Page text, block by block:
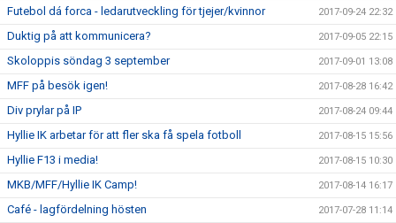
Futebol dá forca - ledarutveckling för tjejer/kvinnor 2017-09-24 22:32
Duktig på att kommunicera? 2017-09-05 22:15
Skoloppis söndag 3 september 2017-09-01 13:08
MFF på besök igen! 2017-08-28 16:42
Div prylar på IP 2017-08-24 09:44
Hyllie IK arbetar för att fler ska få spela fotboll 2017-08-15 15:56
Hyllie F13 i media! 2017-08-15 10:30
MKB/MFF/Hyllie IK Camp! 2017-08-14 16:17
Café - lagfördelning hösten 2017-07-28 11:14